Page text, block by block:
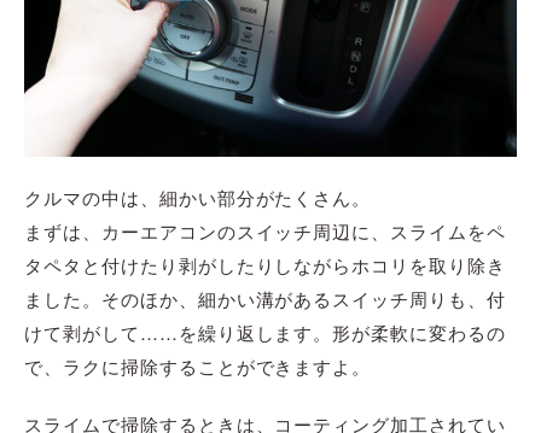
クルマの中は、細かい部分がたくさん。
まずは、カーエアコンのスイッチ周辺に、スライムをペ
タペタと付けたり剥がしたりしながらホコリを取り除き
ました。そのほか、細かい溝があるスイッチ周りも、付
けて剥がして……を繰り返します。形が柔軟に変わるの
で、ラクに掃除することができますよ。
スライムで掃除するときは、コーティング加工されてい